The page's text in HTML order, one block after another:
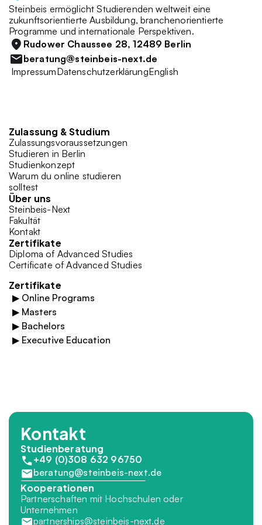
Steinbeis ermöglicht Studierenden weltweit eine
zukunftsorientierte Ausbildung, branchenorientierte
Programme und internationale Perspektiven.
Rudower Chaussee 28, 12489 Berlin
beratung@steinbeis-next.de
ImpressumDatenschutzerklärungEnglish
Zulassung & Studium
Zulassungsvoraussetzungen
Studieren in Berlin
Studienkonzept
Warum du online studieren
solltest
Über uns
Steinbeis-Next
Fakultät
Kontakt
Zertifikate
Diploma of Advanced Studies
Certificate of Advanced Studies
Zertifikate
▶ Online Programs
▶ Masters
▶ Bachelors
▶ Executive Education
Kontakt
Studienberatung
+49 (0)308 632 96750
beratung@steinbeis-next.de
Kooperationen
Partnerschaften mit Hochschulen oder
Unternehmen
partnerships@steinbeis-next.de